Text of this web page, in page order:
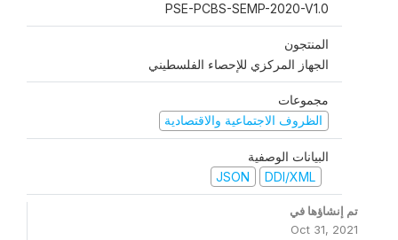
PSE-PCBS-SEMP-2020-V1.0
المنتجون
الجهاز المركزي للإحصاء الفلسطيني
مجموعات
الظروف الاجتماعية والاقتصادية
البيانات الوصفية
DDI/XML
JSON
تم إنشاؤها في
Oct 31, 2021